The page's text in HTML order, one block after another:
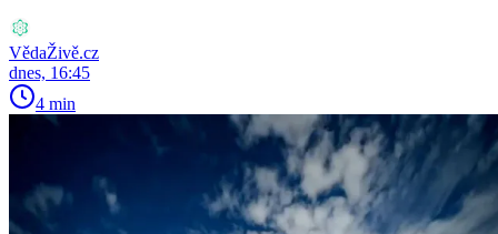
VědaŽivě.cz
dnes, 16:45
4 min